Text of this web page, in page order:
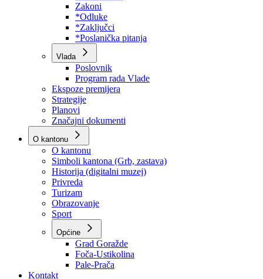
Poslovnik
Program rada Skupštine
Budžet 2026
Zakoni
*Odluke
*Zaključci
*Poslanička pitanja
Vlada
Poslovnik
Program rada Vlade
Ekspoze premijera
Strategije
Planovi
Značajni dokumenti
O kantonu
O kantonu
Simboli kantona (Grb, zastava)
Historija (digitalni muzej)
Privreda
Turizam
Obrazovanje
Sport
Općine